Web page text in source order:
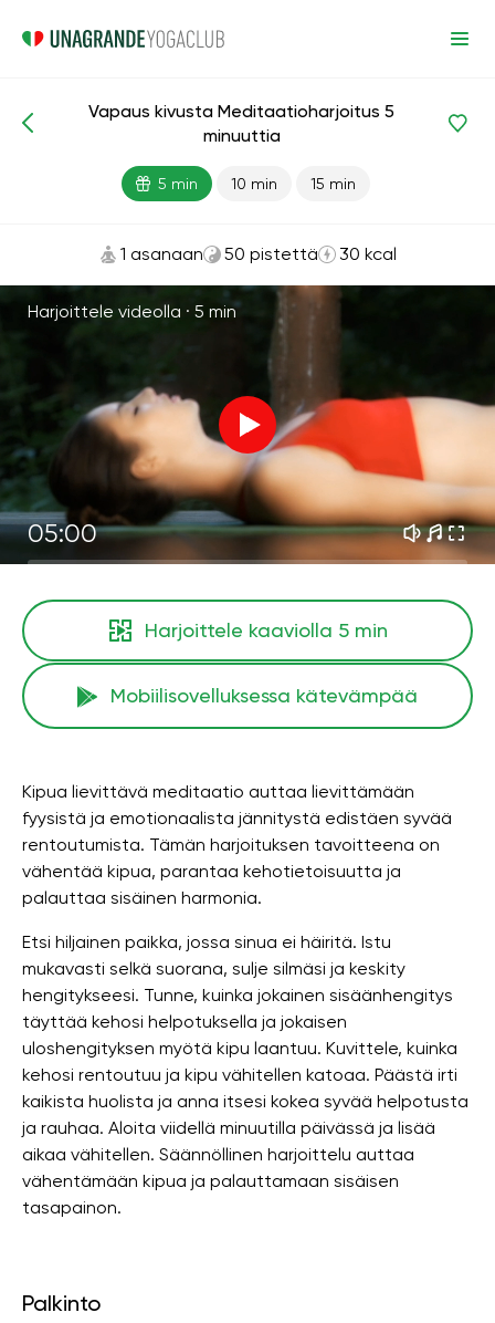
Meditaatiot ja hengitys Rentoutuminen
Vapaus kivusta Meditaatioharjoitus 5
minuuttia
5 min 10 min 15 min
1 asanaan 50 pistettä 30 kcal
Harjoittele videolla · 5 min
05:00
Harjoittele kaaviolla 5 min
Mobiilisovelluksessa kätevämpää
Kipua lievittävä meditaatio auttaa lievittämään
fyysistä ja emotionaalista jännitystä edistäen syvää
rentoutumista. Tämän harjoituksen tavoitteena on
vähentää kipua, parantaa kehotietoisuutta ja
palauttaa sisäinen harmonia.
Etsi hiljainen paikka, jossa sinua ei häiritä. Istu
mukavasti selkä suorana, sulje silmäsi ja keskity
hengitykseesi. Tunne, kuinka jokainen sisäänhengitys
täyttää kehosi helpotuksella ja jokaisen
uloshengityksen myötä kipu laantuu. Kuvittele, kuinka
kehosi rentoutuu ja kipu vähitellen katoaa. Päästä irti
kaikista huolista ja anna itsesi kokea syvää helpotusta
ja rauhaa. Aloita viidellä minuutilla päivässä ja lisää
aikaa vähitellen. Säännöllinen harjoittelu auttaa
vähentämään kipua ja palauttamaan sisäisen
tasapainon.
Palkinto